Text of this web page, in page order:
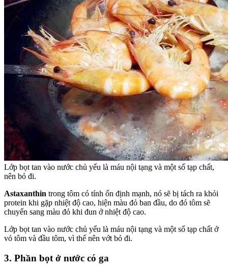
Lớp bọt tan vào nước chủ yếu là máu nội tạng và một số tạp chất,
nên bỏ đi.
Astaxanthin trong tôm có tính ổn định mạnh, nó sẽ bị tách ra khỏi
protein khi gặp nhiệt độ cao, hiện màu đỏ ban đầu, do đó tôm sẽ
chuyển sang màu đỏ khi đun ở nhiệt độ cao.
Lớp bọt tan vào nước chủ yếu là máu nội tạng và một số tạp chất ở
vỏ tôm và đầu tôm, vì thế nên vớt bỏ đi.
3. Phần bọt ở nước có ga